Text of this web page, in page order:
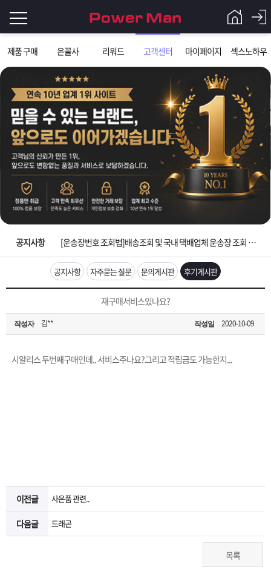
제품 구매 은꼴사 리워드 고객센터 마이페이지 섹스노하우
그
인
이
필
요
니
로
Q&A
파
워
맨
제
품
은
노
객
마
공지사항
입금확인이 안되는 상황을 대비해 꼭 입금후 고객센터 연락바랍니다.
[2026구정 연휴]설 연휴 배송 및 휴무 안내
[운송장번호 조회법]배송조회 및 국내 택배업체 운송장 조회 하는법
[ios앱 오픈]아이폰 고객 앱설치 가능합니다.
[무인택배함 이용 안내] 집 밖에 주소로 택배 받기
입금확인이 안되는 상황을 대비해 꼭 입금후 고객센터 연락바랍니다.
[2026구정 연휴]설 연휴 배송 및 휴무 안내
공지사항 자주묻는 질문 문의게시판 후기게시판
재구매서비스있나요?
작성자 김** 작성일 2020-10-09
시알리스 두번째구매인데.. 서비스주나요?그리고 적립금도 가능한지...
이전글 사은품 관련..
다음글 드래곤
목록